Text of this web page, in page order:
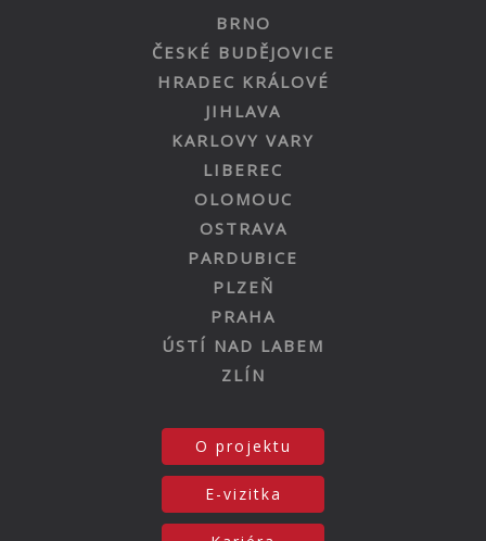
BRNO
ČESKÉ BUDĚJOVICE
HRADEC KRÁLOVÉ
JIHLAVA
KARLOVY VARY
LIBEREC
OLOMOUC
OSTRAVA
PARDUBICE
PLZEŇ
PRAHA
ÚSTÍ NAD LABEM
ZLÍN
O projektu
E-vizitka